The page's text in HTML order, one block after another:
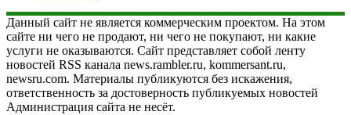
Данный сайт не является коммерческим проектом. На этом
сайте ни чего не продают, ни чего не покупают, ни какие
услуги не оказываются. Сайт представляет собой ленту
новостей RSS канала news.rambler.ru, kommersant.ru,
newsru.com. Материалы публикуются без искажения,
ответственность за достоверность публикуемых новостей
Администрация сайта не несёт.